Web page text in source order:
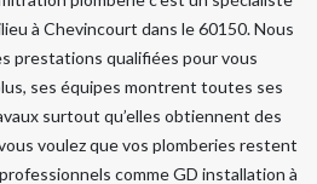
à Chevincourt dans le 60150. Nous
prestations qualifiées pour vous
ses équipes montrent toutes ses
surtout qu’elles obtiennent des
voulez que vos plomberies restent
comme GD installation à